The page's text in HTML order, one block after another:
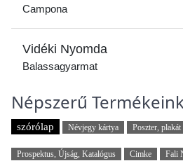
Campona
Vidéki Nyomda
Balassagyarmat
Népszerű
szórólap Névjegy kártya Poszter, plakát
Prospektus, Újság, Katalógus Cimke Fali